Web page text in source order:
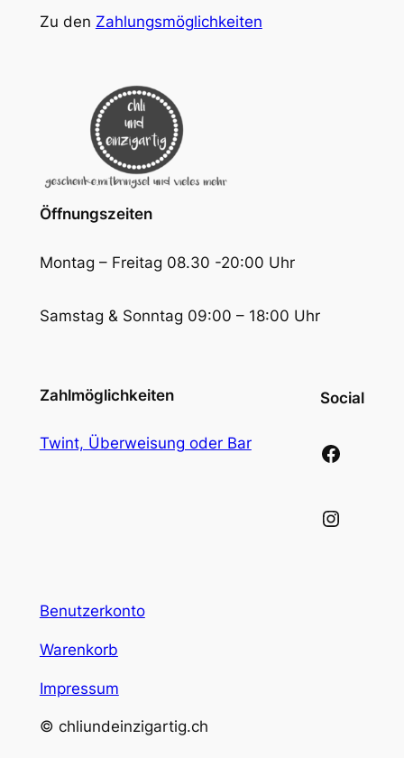
Zu den Zahlungsmöglichkeiten
Öffnungszeiten
Montag – Freitag 08.30 -20:00 Uhr
Samstag & Sonntag 09:00 – 18:00 Uhr
Zahlmöglichkeiten
Twint, Überweisung oder Bar
Social
Facebook
Instagram
Benutzerkonto
Warenkorb
Impressum
© chliundeinzigartig.ch